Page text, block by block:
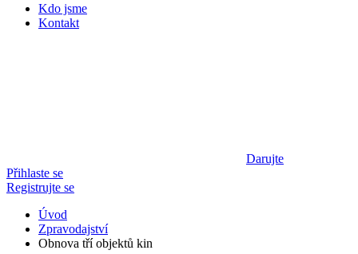
Kdo jsme
Kontakt
Darujte
Přihlaste se
Registrujte se
Úvod
Zpravodajství
Obnova tří objektů kin